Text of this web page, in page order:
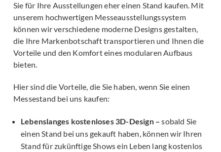
Sie für Ihre Ausstellungen eher einen Stand kaufen. Mit
unserem hochwertigen Messeausstellungssystem
können wir verschiedene moderne Designs gestalten,
die Ihre Markenbotschaft transportieren und Ihnen die
Vorteile und den Komfort eines modularen Aufbaus
bieten.
Hier sind die Vorteile, die Sie haben, wenn Sie einen
Messestand bei uns kaufen:
Lebenslanges kostenloses 3D-Design – sobald Sie
einen Stand bei uns gekauft haben, können wir Ihren
Stand für zukünftige Shows ein Leben lang kostenlos